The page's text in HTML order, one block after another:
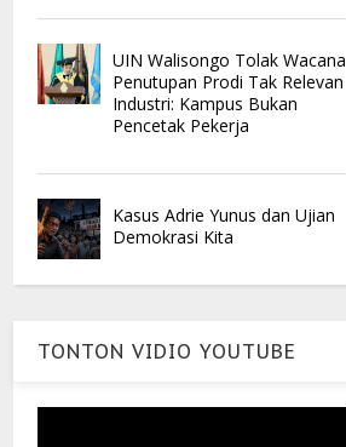
UIN Walisongo Tolak Wacana
Penutupan Prodi Tak Relevan
Industri: Kampus Bukan
Pencetak Pekerja
Kasus Adrie Yunus dan Ujian
Demokrasi Kita
TONTON VIDIO YOUTUBE